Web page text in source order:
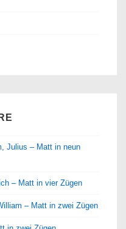
Julius – Matt in neun
– Matt in vier Zügen
– Matt in zwei Zügen